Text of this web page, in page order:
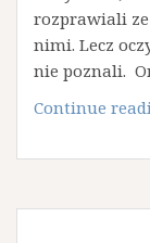
rozprawiali ze
nimi. Lecz
nie poznali.
Continue